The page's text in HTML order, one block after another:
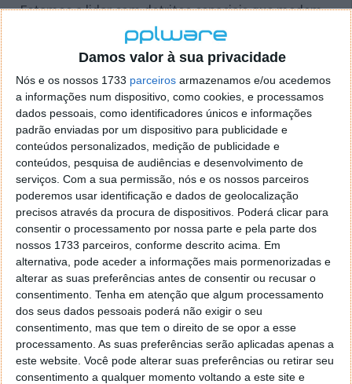
Damos valor à sua privacidade
Nós e os nossos 1733 parceiros armazenamos e/ou acedemos
a informações num dispositivo, como cookies, e processamos
dados pessoais, como identificadores únicos e informações
padrão enviadas por um dispositivo para publicidade e
conteúdos personalizados, medição de publicidade e
conteúdos, pesquisa de audiências e desenvolvimento de
serviços. Com a sua permissão, nós e os nossos parceiros
poderemos usar identificação e dados de geolocalização
precisos através da procura de dispositivos. Poderá clicar para
consentir o processamento por nossa parte e pela parte dos
nossos 1733 parceiros, conforme descrito acima. Em
alternativa, pode aceder a informações mais pormenorizadas e
alterar as suas preferências antes de consentir ou recusar o
consentimento. Tenha em atenção que algum processamento
dos seus dados pessoais poderá não exigir o seu
consentimento, mas que tem o direito de se opor a esse
processamento. As suas preferências serão aplicadas apenas a
este website. Você pode alterar suas preferências ou retirar seu
consentimento a qualquer momento voltando a este site e
Estamos a lidar com detritos espaciais que medem
alguns milímetros de diâmetro. Contudo, por
menores que sejam, podem acarretar danos devido
às intensas velocidades envolvidas — que chegam a
10 km por segundo.
O buraco noCanadarm2foi detetado durante as
inspeções de rotina do dispositivo realizadas no dia
12 de maio. Especialistas da CSA e da NASA
analisaram imagens detalhadas para determinar a
extensão dos danos. Segundo eles, o buraco, com um